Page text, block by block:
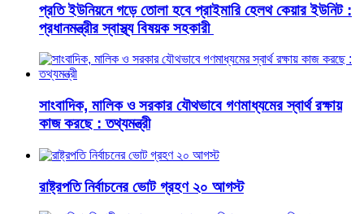
প্রতি ইউনিয়নে গড়ে তোলা হবে প্রাইমারি হেলথ কেয়ার ইউনিট :
প্রধানমন্ত্রীর স্বাস্থ্য বিষয়ক সহকারী
সাংবাদিক, মালিক ও সরকার যৌথভাবে গণমাধ্যমের স্বার্থ রক্ষায়
কাজ করছে : তথ্যমন্ত্রী
রাষ্ট্রপতি নির্বাচনের ভোট গ্রহণ ২০ আগস্ট